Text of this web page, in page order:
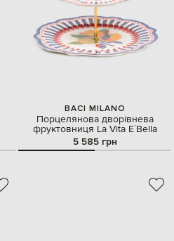
BACI MILANO
Порцелянова дворівнева
фруктовниця La Vita E`Bella
5 585 грн